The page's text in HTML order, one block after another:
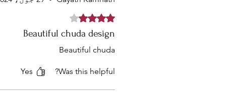
Rated 4 out of 5 stars.
Beautiful chuda design
Beautiful chuda
Was this helpful?
Yes